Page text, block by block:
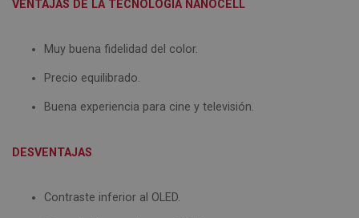
VENTAJAS DE LA TECNOLOGÍA NANOCELL
Muy buena fidelidad del color.
Precio equilibrado.
Buena experiencia para cine y televisión.
DESVENTAJAS
Contraste inferior al OLED.